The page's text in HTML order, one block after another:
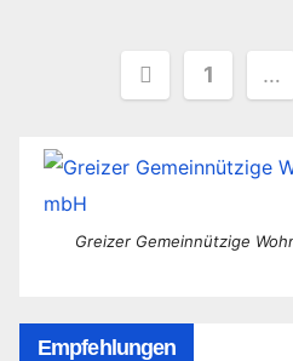
Beiträge
1 …
Greizer Gemeinnützige
Empfehlungen